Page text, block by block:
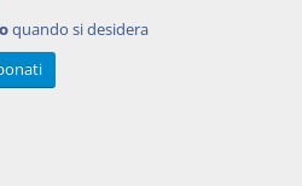
quando si desidera